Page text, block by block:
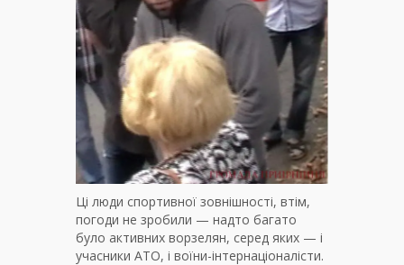
Ці люди спортивної зовнішності, втім,
погоди не зробили — надто багато
було активних ворзелян, серед яких — і
учасники АТО, і воїни-інтернаціоналісти.